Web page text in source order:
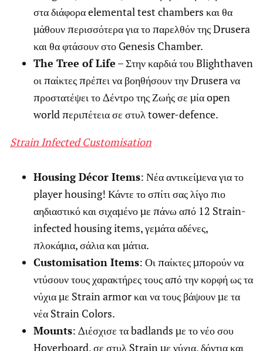
στα διάφορα elemental test chambers και θα
μάθουν περισσότερα για το παρελθόν της Drusera
και θα φτάσουν στο Genesis Chamber.
The Tree of Life – Στην καρδιά του Blighthaven
οι παίκτες πρέπει να βοηθήσουν την Drusera να
προστατέψει το Δέντρο της Ζωής σε μία open
world περιπέτεια σε στυλ tower-defence.
Strain Infected Customisation
Housing Décor Items: Νέα αντικείμενα για το
player housing! Κάντε το σπίτι σας λίγο πιο
αηδιαστικό και σιχαμένο με πάνω από 12 Strain-
infected housing items, γεμάτα αδένες,
πλοκάμια, σάλια και μάτια.
Customisation Items: Οι παίκτες μπορούν να
ντύσουν τους χαρακτήρες τους από την κορφή ως τα
νύχια με Strain armor και να τους βάψουν με τα
νέα Strain Colors.
Mounts: Διέσχισε τα badlands με το νέο σου
Hoverboard, σε στυλ Strain με νύχια, δόντια και